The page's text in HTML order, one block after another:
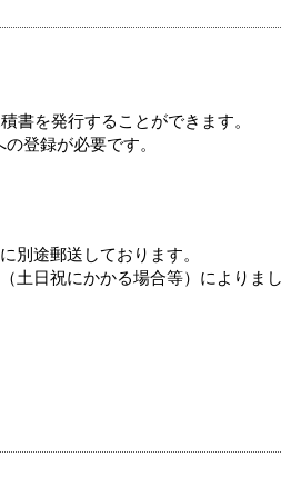
書を発行することができます。
登録が必要です。
別途郵送しております。
土日祝にかかる場合等）によりま